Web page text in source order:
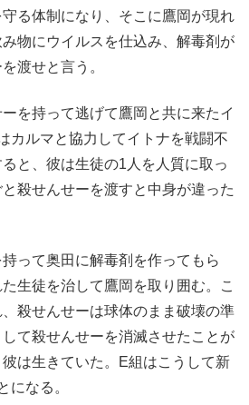
る体制になり、そこに鷹岡が現れ
物にウイルスを仕込み、解毒剤が
渡せと言う。
を持って逃げて鷹岡と共に来たイ
カルマと協力してイトナを戦闘不
と、彼は生徒の1人を人質に取っ
殺せんせーを渡すと中身が違った
って奥田に解毒剤を作ってもら
生徒を治して鷹岡を取り囲む。こ
殺せんせーは球体のまま破壊の準
て殺せんせーを消滅させたことが
は生きていた。E組はこうして新
になる。